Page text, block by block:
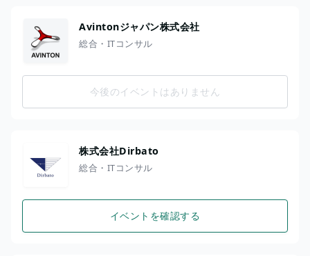
Avintonジャパン株式会社
総合・ITコンサル
今後のイベントはありません
株式会社Dirbato
総合・ITコンサル
イベントを確認する